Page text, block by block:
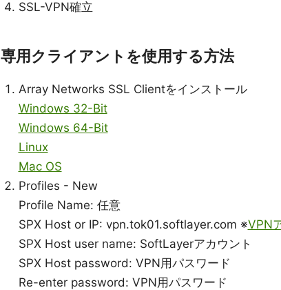
SSL-VPN確立
専用クライアントを使用する方法
Array Networks SSL Clientをインストール
Windows 32-Bit
Windows 64-Bit
Linux
Mac OS
Profiles - New
Profile Name: 任意
SPX Host or IP: vpn.tok01.softlayer.com ※VPN
SPX Host user name: SoftLayerアカウント
SPX Host password: VPN用パスワード
Re-enter password: VPN用パスワード